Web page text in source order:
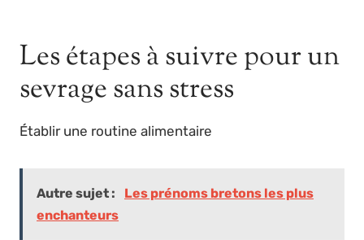
Les étapes à suivre pour un
sevrage sans stress
Établir une routine alimentaire
Autre sujet :
Les prénoms bretons les plus
enchanteurs